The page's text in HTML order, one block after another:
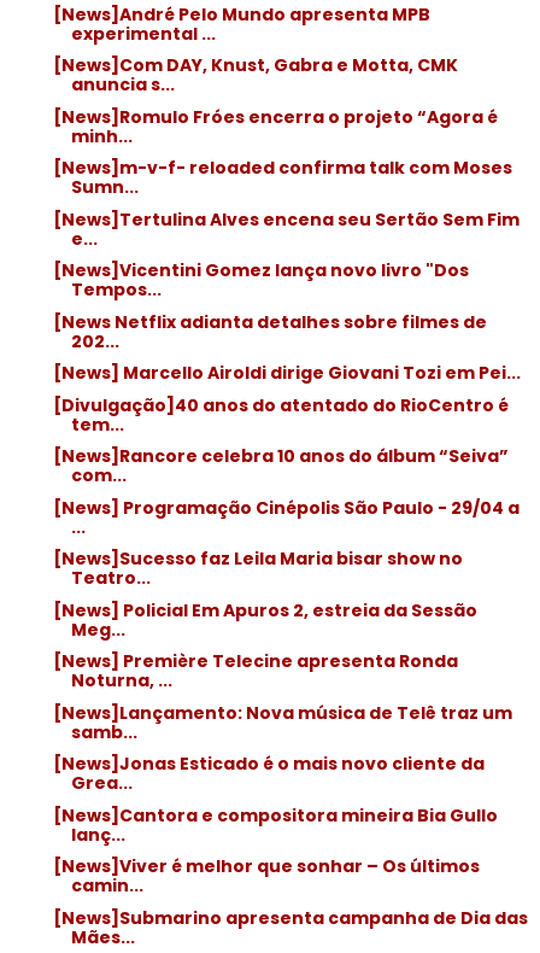
[News]André Pelo Mundo apresenta MPB
experimental ...
[News]Com DAY, Knust, Gabra e Motta, CMK
anuncia s...
[News]Romulo Fróes encerra o projeto “Agora é
minh...
[News]m-v-f- reloaded confirma talk com Moses
Sumn...
[News]Tertulina Alves encena seu Sertão Sem Fim
e...
[News]Vicentini Gomez lança novo livro "Dos
Tempos...
[News Netflix adianta detalhes sobre filmes de
202...
[News] Marcello Airoldi dirige Giovani Tozi em Pei...
[Divulgação]40 anos do atentado do RioCentro é
tem...
[News]Rancore celebra 10 anos do álbum “Seiva”
com...
[News] Programação Cinépolis São Paulo - 29/04 a
...
[News]Sucesso faz Leila Maria bisar show no
Teatro...
[News] Policial Em Apuros 2, estreia da Sessão
Meg...
[News] Première Telecine apresenta Ronda
Noturna, ...
[News]Lançamento: Nova música de Telê traz um
samb...
[News]Jonas Esticado é o mais novo cliente da
Grea...
[News]Cantora e compositora mineira Bia Gullo
lanç...
[News]Viver é melhor que sonhar – Os últimos
camin...
[News]Submarino apresenta campanha de Dia das
Mães...